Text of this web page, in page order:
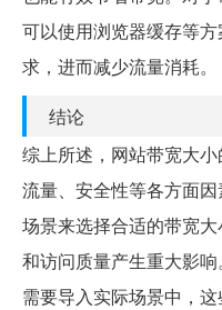
可以使用浏览器缓存等
求，进而减少流量消耗。
结论
综上所述，网站带宽大小
流量、安全性等各方面
场景来选择合适的带宽
和访问质量产生重大影
需要导入实际场景中，